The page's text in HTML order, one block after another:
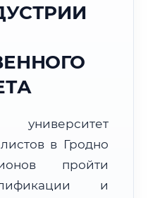
🌇 Закат:
21:12
ч. 24 мин.
г. Гродно
Республика Беларусь
+375 (152)
230000–230029
университет
в Гродно
пройти
и